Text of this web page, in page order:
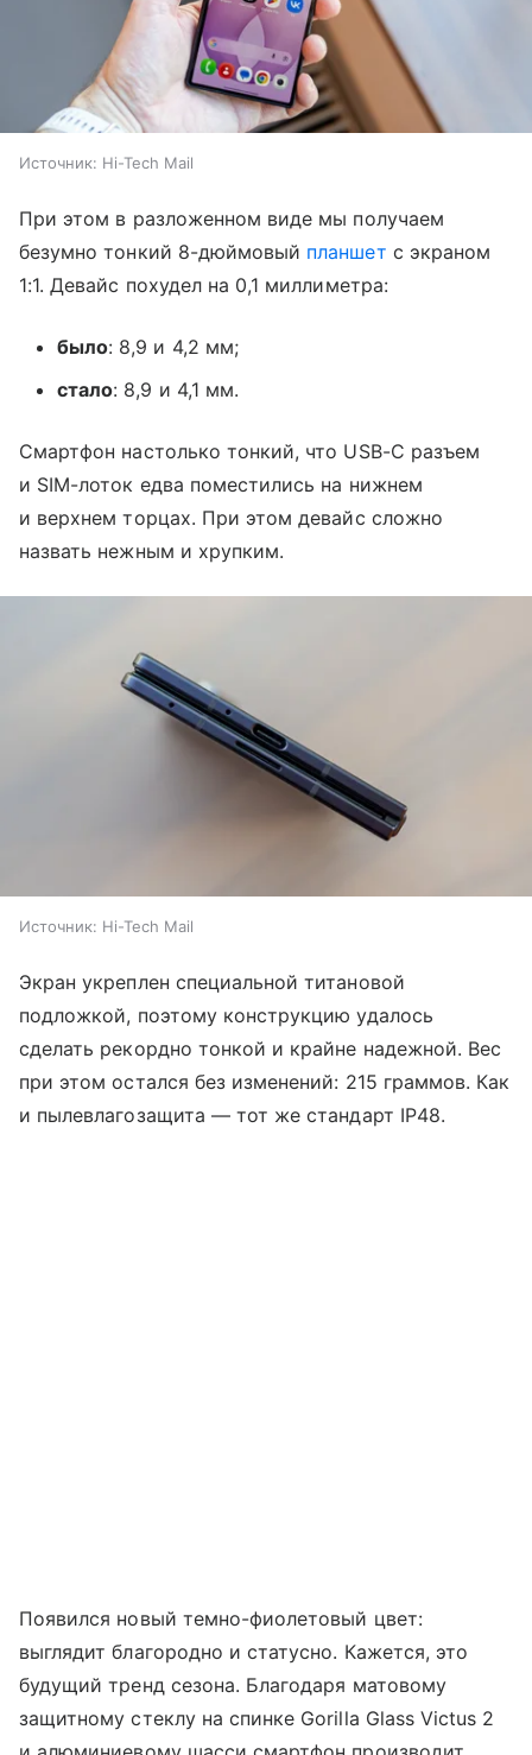
Источник: Hi-Tech Mail
При этом в разложенном виде мы получаем
безумно тонкий 8-дюймовый планшет с экраном
1:1. Девайс похудел на 0,1 миллиметра:
было: 8,9 и 4,2 мм;
стало: 8,9 и 4,1 мм.
Смартфон настолько тонкий, что USB-C разъем
и SIM-лоток едва поместились на нижнем
и верхнем торцах. При этом девайс сложно
назвать нежным и хрупким.
Источник: Hi-Tech Mail
Экран укреплен специальной титановой
подложкой, поэтому конструкцию удалось
сделать рекордно тонкой и крайне надежной. Вес
при этом остался без изменений: 215 граммов. Как
и пылевлагозащита — тот же стандарт IP48.
Появился новый темно-фиолетовый цвет:
выглядит благородно и статусно. Кажется, это
будущий тренд сезона. Благодаря матовому
защитному стеклу на спинке Gorilla Glass Victus 2